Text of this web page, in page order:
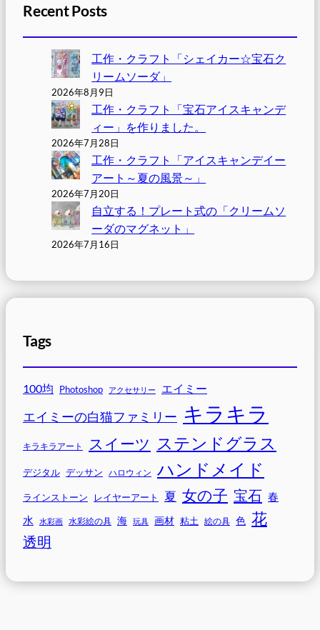
Recent Posts
工作・クラフト「シェイカー☆宝石ク
リームソーダ」
2026年8月9日
工作・クラフト「宝石アイスキャンデ
ィー」を作りました。
2026年7月28日
工作・クラフト「アイスキャンデイー
アート～夏の風景～」
2026年7月20日
自立する！プレート式の「クリームソ
ーダのマグネット」
2026年7月16日
Tags
100均 Photoshop アクセサリー エイミー
エイミーの白猫ファミリー キラキラ
キラキラアート スイーツ ステンドグラス
デジタル デッサン ハロウィン ハンドメイド
ラインストーン レイヤーアート 夏 女の子 宝石 春
水
水彩画 水彩絵の具 海 玩具 画材 粘土 絵の具 色 花
透明